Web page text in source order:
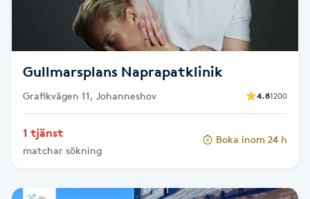
Fotvård
Fransar
Fransborttagning
Fransfärgning
Gullmarsplans Naprapatklinik
Grafikvägen 11, Johanneshov 4.81200
1 tjänst
matchar sökning
Boka inom 24 h